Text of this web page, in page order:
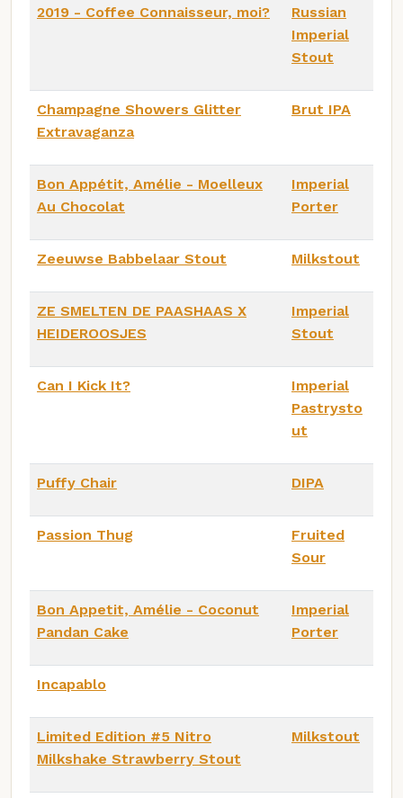
2019 - Coffee Connaisseur, moi?
Russian
Imperial
Stout
Champagne Showers Glitter
Extravaganza
Brut IPA
Bon Appétit, Amélie - Moelleux
Au Chocolat
Imperial
Porter
Zeeuwse Babbelaar Stout Milkstout
ZE SMELTEN DE PAASHAAS X
HEIDEROOSJES
Imperial
Stout
Can I Kick It?
Imperial
Pastrysto
ut
Puffy Chair DIPA
Passion Thug
Fruited
Sour
Bon Appetit, Amélie - Coconut
Pandan Cake
Imperial
Porter
Incapablo
Limited Edition #5 Nitro
Milkshake Strawberry Stout
Milkstout